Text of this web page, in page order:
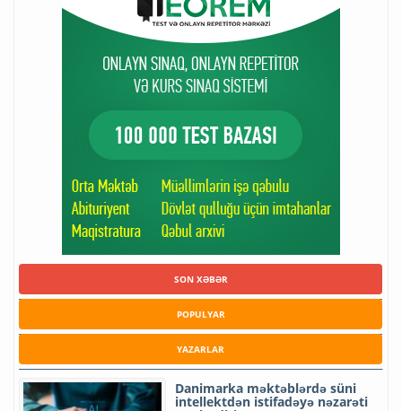
SON XƏBƏR
POPULYAR
YAZARLAR
Danimarka məktəblərdə süni
intellektdən istifadəyə nəzarəti